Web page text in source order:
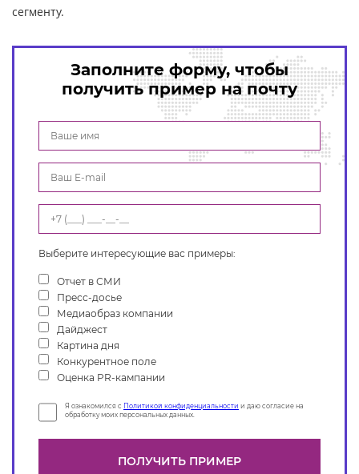
сегменту.
Заполните форму, чтобы
получить пример на почту
Выберите интересующие вас примеры:
Отчет в СМИ
Пресс-досье
Медиаобраз компании
Дайджест
Картина дня
Конкурентное поле
Оценка PR-кампании
Я ознакомился с Политикой конфиденциальности и даю согласие на
обработку моих персональных данных.